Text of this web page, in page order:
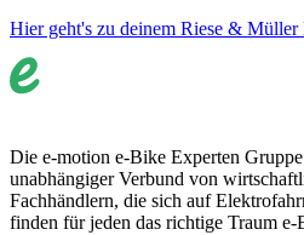
Hier geht's zu deinem Riese &
Die e-motion e-Bike Experten
unabhängiger Verbund von
Fachhändlern, die sich auf
finden für jeden das richtige Traum e-